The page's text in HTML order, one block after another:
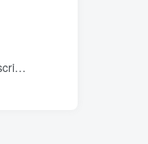
9.jdepoix / youtube-transcript-api
9.jdepoix / youtube-transcript-api